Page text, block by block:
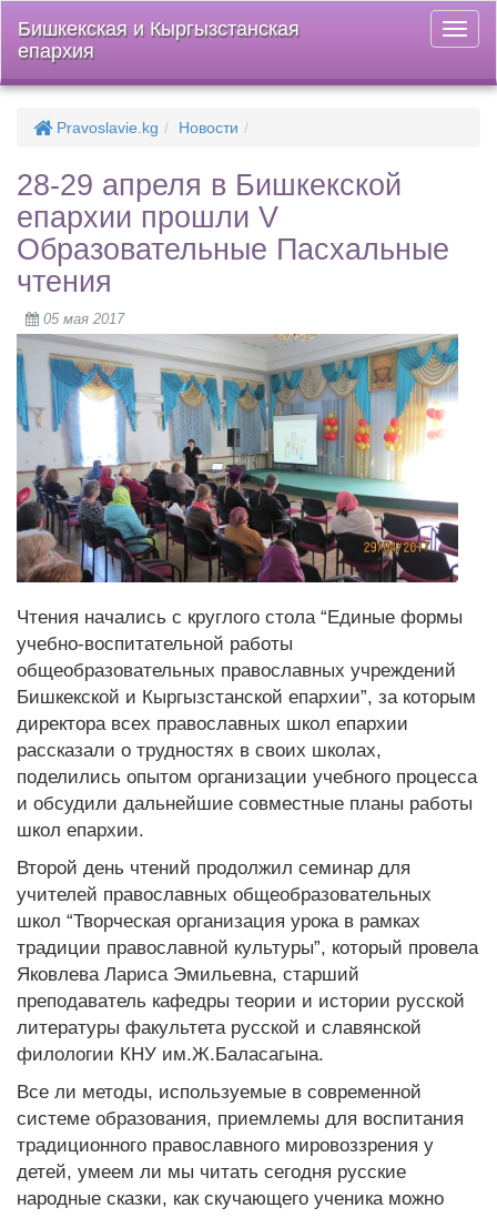
меню
Бишкекская и Кыргызстанская
епархия
Pravoslavie.kg Новости
28-29 апреля в Бишкекской
епархии прошли V
Образовательные Пасхальные
чтения
05 мая 2017
Чтения начались с круглого стола “Единые формы
учебно-воспитательной работы
общеобразовательных православных учреждений
Бишкекской и Кыргызстанской епархии”, за которым
директора всех православных школ епархии
рассказали о трудностях в своих школах,
поделились опытом организации учебного процесса
и обсудили дальнейшие совместные планы работы
школ епархии.
Второй день чтений продолжил семинар для
учителей православных общеобразовательных
школ “Творческая организация урока в рамках
традиции православной культуры”, который провела
Яковлева Лариса Эмильевна, старший
преподаватель кафедры теории и истории русской
литературы факультета русской и славянской
филологии КНУ им.Ж.Баласагына.
Все ли методы, используемые в современной
системе образования, приемлемы для воспитания
традиционного православного мировоззрения у
детей, умеем ли мы читать сегодня русские
народные сказки, как скучающего ученика можно